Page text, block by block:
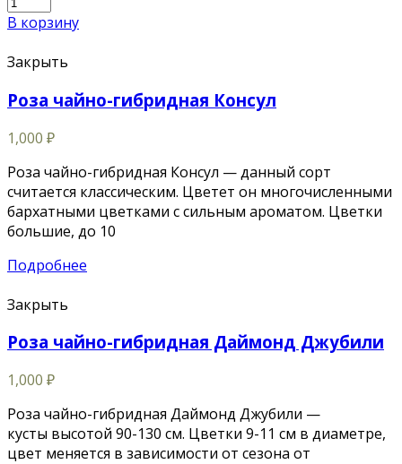
В корзину
Закрыть
Роза чайно-гибридная Консул
1,000 ₽
Роза чайно-гибридная Консул — данный сорт
считается классическим. Цветет он многочисленными
бархатными цветками с сильным ароматом. Цветки
большие, до 10
Подробнее
Закрыть
Роза чайно-гибридная Даймонд Джубили
1,000 ₽
Роза чайно-гибридная Даймонд Джубили —
кусты высотой 90-130 см. Цветки 9-11 см в диаметре,
цвет меняется в зависимости от сезона от